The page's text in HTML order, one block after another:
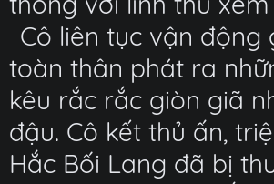
Cô liên tục vận động
toàn thân phát ra
kêu rắc rắc giòn giã
đậu. Cô kết thủ ấn,
Hắc Bối Lang đã bị